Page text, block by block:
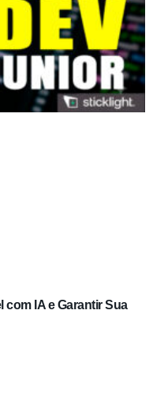
IA e Garantir Sua